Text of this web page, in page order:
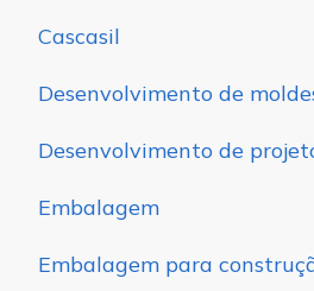
Cascasil
Desenvolvimento de
Desenvolvimento de
Embalagem
Embalagem para